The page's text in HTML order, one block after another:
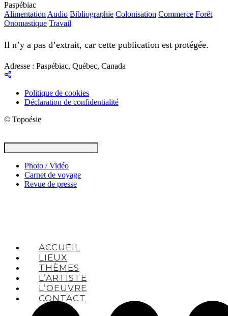
Paspébiac
Alimentation Audio Bibliographie Colonisation Commerce Forêt
Onomastique Travail
Il n’y a pas d’extrait, car cette publication est protégée.
Adresse : Paspébiac, Québec, Canada
Politique de cookies
Déclaration de confidentialité
© Topoésie
Photo / Vidéo
Carnet de voyage
Revue de presse
ACCUEIL
LIEUX
THÈMES
L’ARTISTE
L’OEUVRE
CONTACT